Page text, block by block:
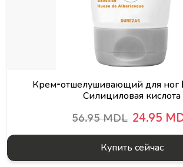
Крем-отшелушивающий для ног
Силициловая кислота
56.95 MDL 24.95
Купить сейчас